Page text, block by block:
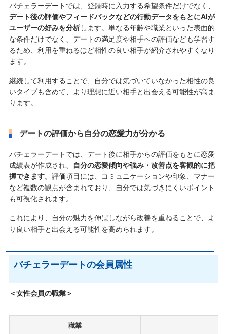
バチェラーデートでは、登録時に入力する希望条件だけでなく、
デート後の評価やフィードバックなどの行動データをもとにAIが
ユーザーの好みを分析します。単なる年齢や職業といった表面的
な条件だけでなく、デートの満足度や相手への評価なども学習す
るため、利用を重ねるほど相性の良い相手が紹介されやすくなり
ます。
継続して利用することで、自分では気づいていなかった相性の良
いタイプも含めて、より理想に近い相手と出会える可能性が高ま
ります。
デートの評価から自分の恋愛力が分かる
バチェラーデートでは、デート後に相手からの評価をもとに恋愛
成績表が作成され、
自分の恋愛傾向や強み・改善点を客観的に把
握できます。評価項目には、コミュニケーションや印象、マナー
など複数の観点が含まれており、自分では気づきにくいポイント
も可視化されます。
これにより、自分の魅力を伸ばしながら改善を重ねることで、よ
り良い相手と出会える可能性を高められます。
バチェラーデートの会員属性
＜女性会員の職業＞
職業